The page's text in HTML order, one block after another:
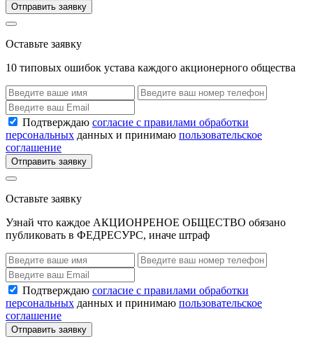
Отправить заявку
Оставьте заявку
10 типовых ошибок устава каждого акционерного общества
Подтверждаю согласие с правилами обработки
персональных данных и принимаю пользовательское
соглашение
Отправить заявку
Оставьте заявку
Узнай что каждое АКЦИОНРЕНОЕ ОБЩЕСТВО обязано
публиковать в ФЕДРЕСУРС, иначе штраф
Подтверждаю согласие с правилами обработки
персональных данных и принимаю пользовательское
соглашение
Отправить заявку